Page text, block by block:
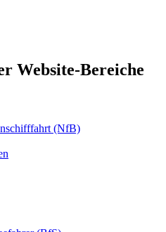
Website-Bereiche
(NfB)